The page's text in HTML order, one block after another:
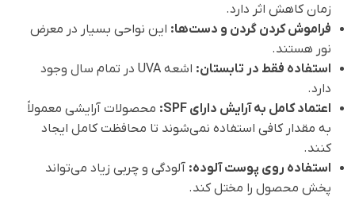
زمان کاهش اثر دارد.
فراموش کردن گردن و دست‌ها: این نواحی بسیار در معرض
نور هستند.
استفاده فقط در تابستان:
اشعه UVA در تمام سال وجود
دارد.
اعتماد کامل به آرایش دارای SPF:
محصولات آرایشی معمولاً
به مقدار کافی استفاده نمی‌شوند تا محافظت کامل ایجاد
کنند.
استفاده روی پوست آلوده: آلودگی و چربی زیاد می‌تواند
پخش محصول را مختل کند.